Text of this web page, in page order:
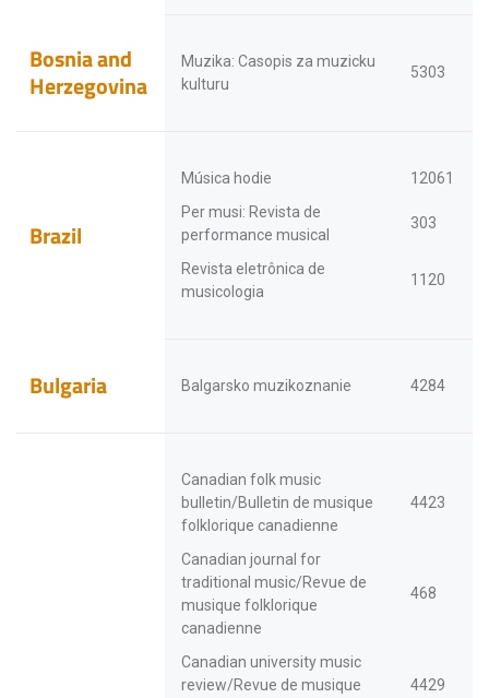
Bosnia and
Herzegovina
Muzika: Casopis za muzicku
kulturu
5303
Brazil
Música hodie
12061
Per musi: Revista de
performance musical
303
Revista eletrônica de
musicologia
1120
Bulgaria Balgarsko muzikoznanie 4284
Canadian folk music
bulletin/Bulletin de musique
folklorique canadienne
4423
Canadian journal for
traditional music/Revue de
musique folklorique
canadienne
468
Canadian university music
review/Revue de musique
4429